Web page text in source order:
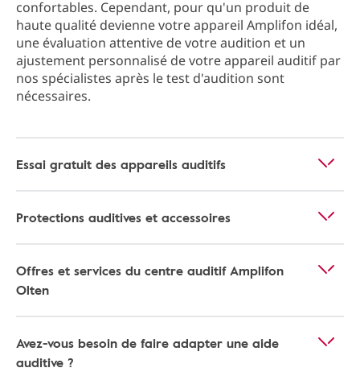
confortables. Cependant, pour qu'un produit de
haute qualité devienne votre appareil Amplifon idéal,
une évaluation attentive de votre audition et un
ajustement personnalisé de votre appareil auditif par
nos spécialistes après le test d'audition sont
nécessaires.
Essai gratuit des appareils auditifs
Protections auditives et accessoires
Offres et services du centre auditif Amplifon
Olten
Avez-vous besoin de faire adapter une aide
auditive ?